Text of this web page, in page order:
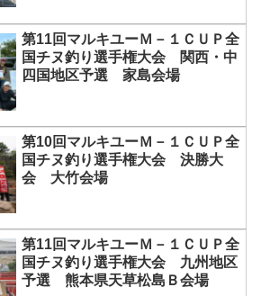
第11回マルキユーＭ－１ＣＵＰ全
国チヌ釣り選手権大会 関西・中
四国地区予選 家島会場
第10回マルキユーＭ－１ＣＵＰ全
国チヌ釣り選手権大会 決勝大
会 大竹会場
第11回マルキユーＭ－１ＣＵＰ全
国チヌ釣り選手権大会 九州地区
予選 熊本県天草松島Ｂ会場